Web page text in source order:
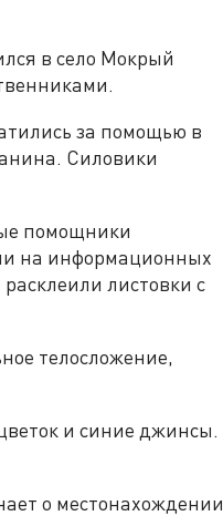
в село Мокрый
за помощью в
Силовики
помощники
на информационных
листовки с
телосложение,
и синие джинсы.
о местонахождении